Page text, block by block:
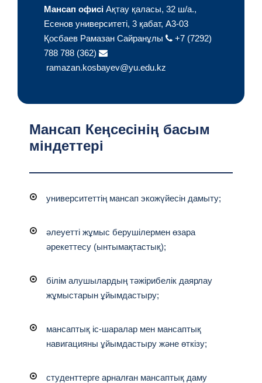
Мансап офисі Ақтау қаласы, 32 ш/а.,
Есенов университеті, 3 қабат, A3-03
Қосбаев Рамазан Сайранұлы
+7 (7292)
788 788 (362)
ramazan.kosbayev@yu.edu.kz
Мансап Кеңсесінің басым
міндеттері
университеттің мансап экожүйесін дамыту;
әлеуетті жұмыс берушілермен өзара
әрекеттесу (ынтымақтастық);
білім алушылардың тәжірибелік даярлау
жұмыстарын ұйымдастыру;
мансаптық іс-шаралар мен мансаптық
навигацияны ұйымдастыру және өткізу;
студенттерге арналған мансаптық даму